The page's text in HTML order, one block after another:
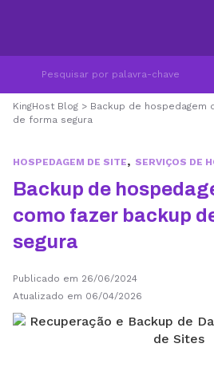
KingHost Blog > Backup de hospedagem
de forma segura
HOSPEDAGEM DE SITE, SERVIÇOS DE
Backup de
como fazer backup
segura
Publicado em 26/06/2024
Atualizado em 06/04/2026